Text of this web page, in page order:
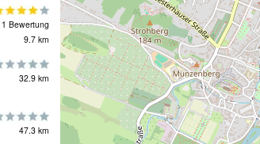
1 Bewertung
9.7 km
32.9 km
47.3 km